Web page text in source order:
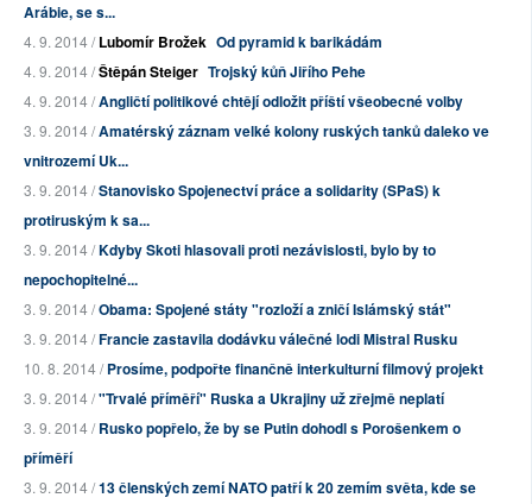
Arábie, se s...
4. 9. 2014 /Lubomír Brožek Od pyramid k barikádám
4. 9. 2014 /Štěpán Steiger Trojský kůň Jiřího Pehe
4. 9. 2014 /Angličtí politikové chtějí odložit příští všeobecné volby
3. 9. 2014 /Amatérský záznam velké kolony ruských tanků daleko ve
vnitrozemí Uk...
3. 9. 2014 /Stanovisko Spojenectví práce a solidarity (SPaS) k
protiruským k sa...
3. 9. 2014 /Kdyby Skoti hlasovali proti nezávislosti, bylo by to
nepochopitelné...
3. 9. 2014 /Obama: Spojené státy "rozloží a zničí Islámský stát"
3. 9. 2014 /Francie zastavila dodávku válečné lodi Mistral Rusku
10. 8. 2014 /Prosíme, podpořte finančně interkulturní filmový projekt
3. 9. 2014 /"Trvalé příměří" Ruska a Ukrajiny už zřejmě neplatí
3. 9. 2014 /Rusko popřelo, že by se Putin dohodl s Porošenkem o
příměří
3. 9. 2014 /13 členských zemí NATO patří k 20 zemím světa, kde se